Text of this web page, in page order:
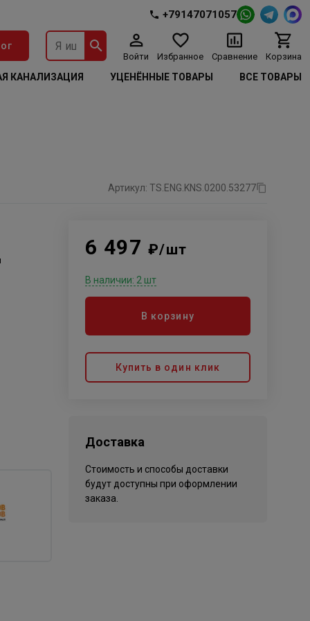
+79147071057
Войти Избранное Сравнение Корзина
КАНАЛИЗАЦИЯ УЦЕНЁННЫЕ ТОВАРЫ ВСЕ ТОВАРЫ
Артикул: TS.ENG.KNS.0200.53277
6 497 ₽/шт
В наличии: 2 шт
В корзину
Купить в один клик
Доставка
Стоимость и способы доставки
будут доступны при оформлении
заказа.